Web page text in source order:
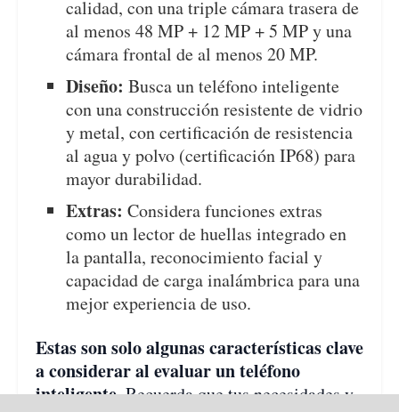
calidad, con una triple cámara trasera de
al menos 48 MP + 12 MP + 5 MP y una
cámara frontal de al menos 20 MP.
Diseño: Busca un teléfono inteligente
con una construcción resistente de vidrio
y metal, con certificación de resistencia
al agua y polvo (certificación IP68) para
mayor durabilidad.
Extras: Considera funciones extras
como un lector de huellas integrado en
la pantalla, reconocimiento facial y
capacidad de carga inalámbrica para una
mejor experiencia de uso.
Estas son solo algunas características clave
a considerar al evaluar un teléfono
inteligente.Recuerda que tus necesidades y